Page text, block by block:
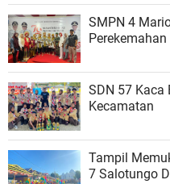
SMPN 4
SDN 57 Kaca
Kecamatan
Tampil
7 Salotungo